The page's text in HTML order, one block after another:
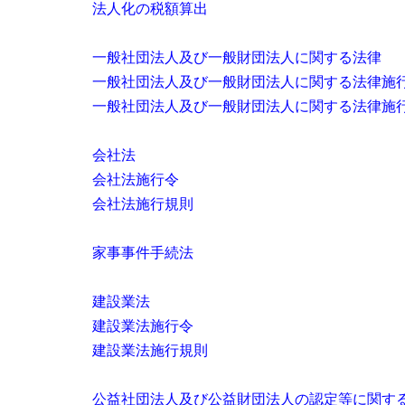
法人化の税額算出
一般社団法人及び一般財団法人に関する法律
一般社団法人及び一般財団法人に関する法律施
一般社団法人及び一般財団法人に関する法律施
会社法
会社法施行令
会社法施行規則
家事事件手続法
建設業法
建設業法施行令
建設業法施行規則
公益社団法人及び公益財団法人の認定等に関す